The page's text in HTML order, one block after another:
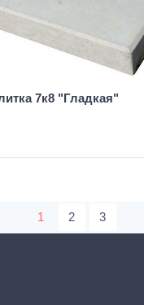
7к8 "Гладкая"
1 2 3